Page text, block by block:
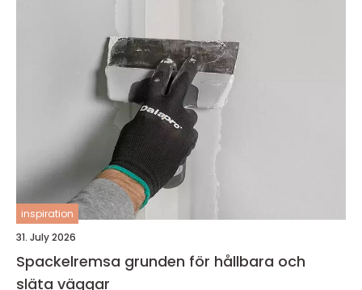
inspiration
31. July 2026
Spackelremsa grunden för hållbara och
släta väggar